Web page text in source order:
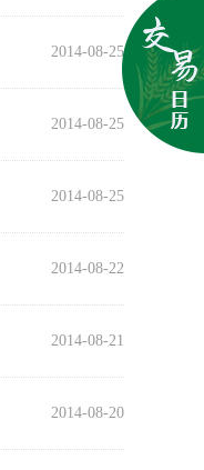
2014-08-25
2014-08-25
2014-08-25
2014-08-22
2014-08-21
2014-08-20